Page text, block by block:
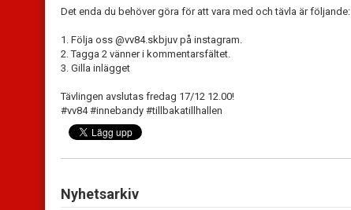
Det enda du behöver göra för att vara med och tävla är följande:
1. Följa oss @vv84.skbjuv på instagram.
2. Tagga 2 vänner i kommentarsfältet.
3. Gilla inlägget
Tävlingen avslutas fredag 17/12 12.00!
#vv84 #innebandy #tillbakatillhallen
Nyhetsarkiv